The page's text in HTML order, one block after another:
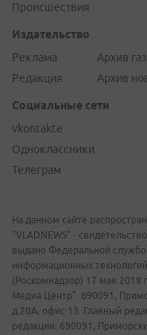
Происшествия
Издательство
Реклама
Редакция
Архив
Архив
Социальные сети
vkontakte
Одноклассники
Телеграм
На данном сайте
"VLADNEWS" -
выдано Федеральной
информационных
(Роскомнадзор) 17 мая 2018
Медиа Центр". 690091,
д.20А, офис 13. Главный
редакции: 690091,